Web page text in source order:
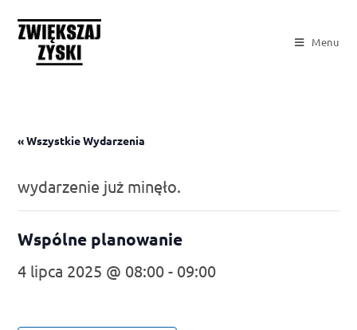
Menu
« Wszystkie Wydarzenia
wydarzenie już minęło.
Wspólne planowanie
4 lipca 2025 @ 08:00 - 09:00